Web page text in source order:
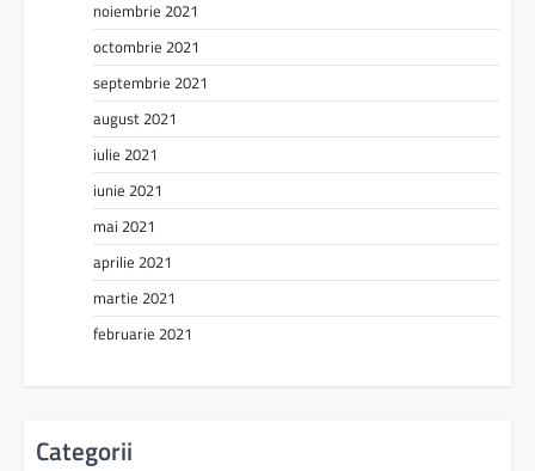
noiembrie 2021
octombrie 2021
septembrie 2021
august 2021
iulie 2021
iunie 2021
mai 2021
aprilie 2021
martie 2021
februarie 2021
Categorii